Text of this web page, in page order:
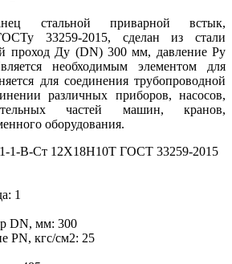
стальной приварной встык,
33259-2015, сделан из стали
проход Ду (DN) 300 мм, давление Ру
необходимым элементом для
для соединения трубопроводной
различных приборов, насосов,
частей машин, кранов,
оборудования.
1-В-Ст 12Х18Н10Т ГОСТ 33259-2015
1
DN, мм: 300
PN, кгс/см2: 25